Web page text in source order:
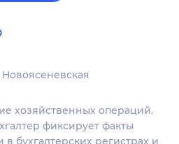
Новоясеневская
хозяйственных операций.
фиксирует факты